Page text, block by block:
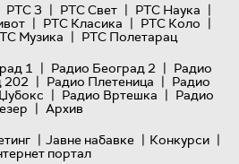
РТС 3 | РТС Свет | РТС Наука |
| РТС Класика | РТС Коло |
Музика | РТС Полетарац
1 | Радио Београд 2 | Радио
202 | Радио Плетеница | Радио
| Радио Вртешка | Радио
| Архив
| Јавне набавке | Конкурси |
портал